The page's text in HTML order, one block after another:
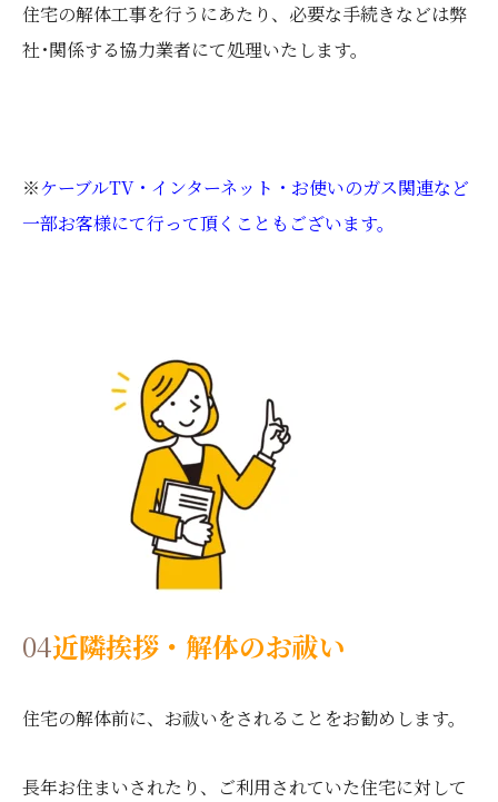
住宅の解体工事を行うにあたり、必要な手続きなどは弊
社･関係する協力業者にて処理いたします。
※ケーブルTV・インターネット・お使いのガス関連など
一部お客様にて行って頂くこともございます。
04近隣挨拶・解体のお祓い
住宅の解体前に、お祓いをされることをお勧めします。
長年お住まいされたり、ご利用されていた住宅に対して